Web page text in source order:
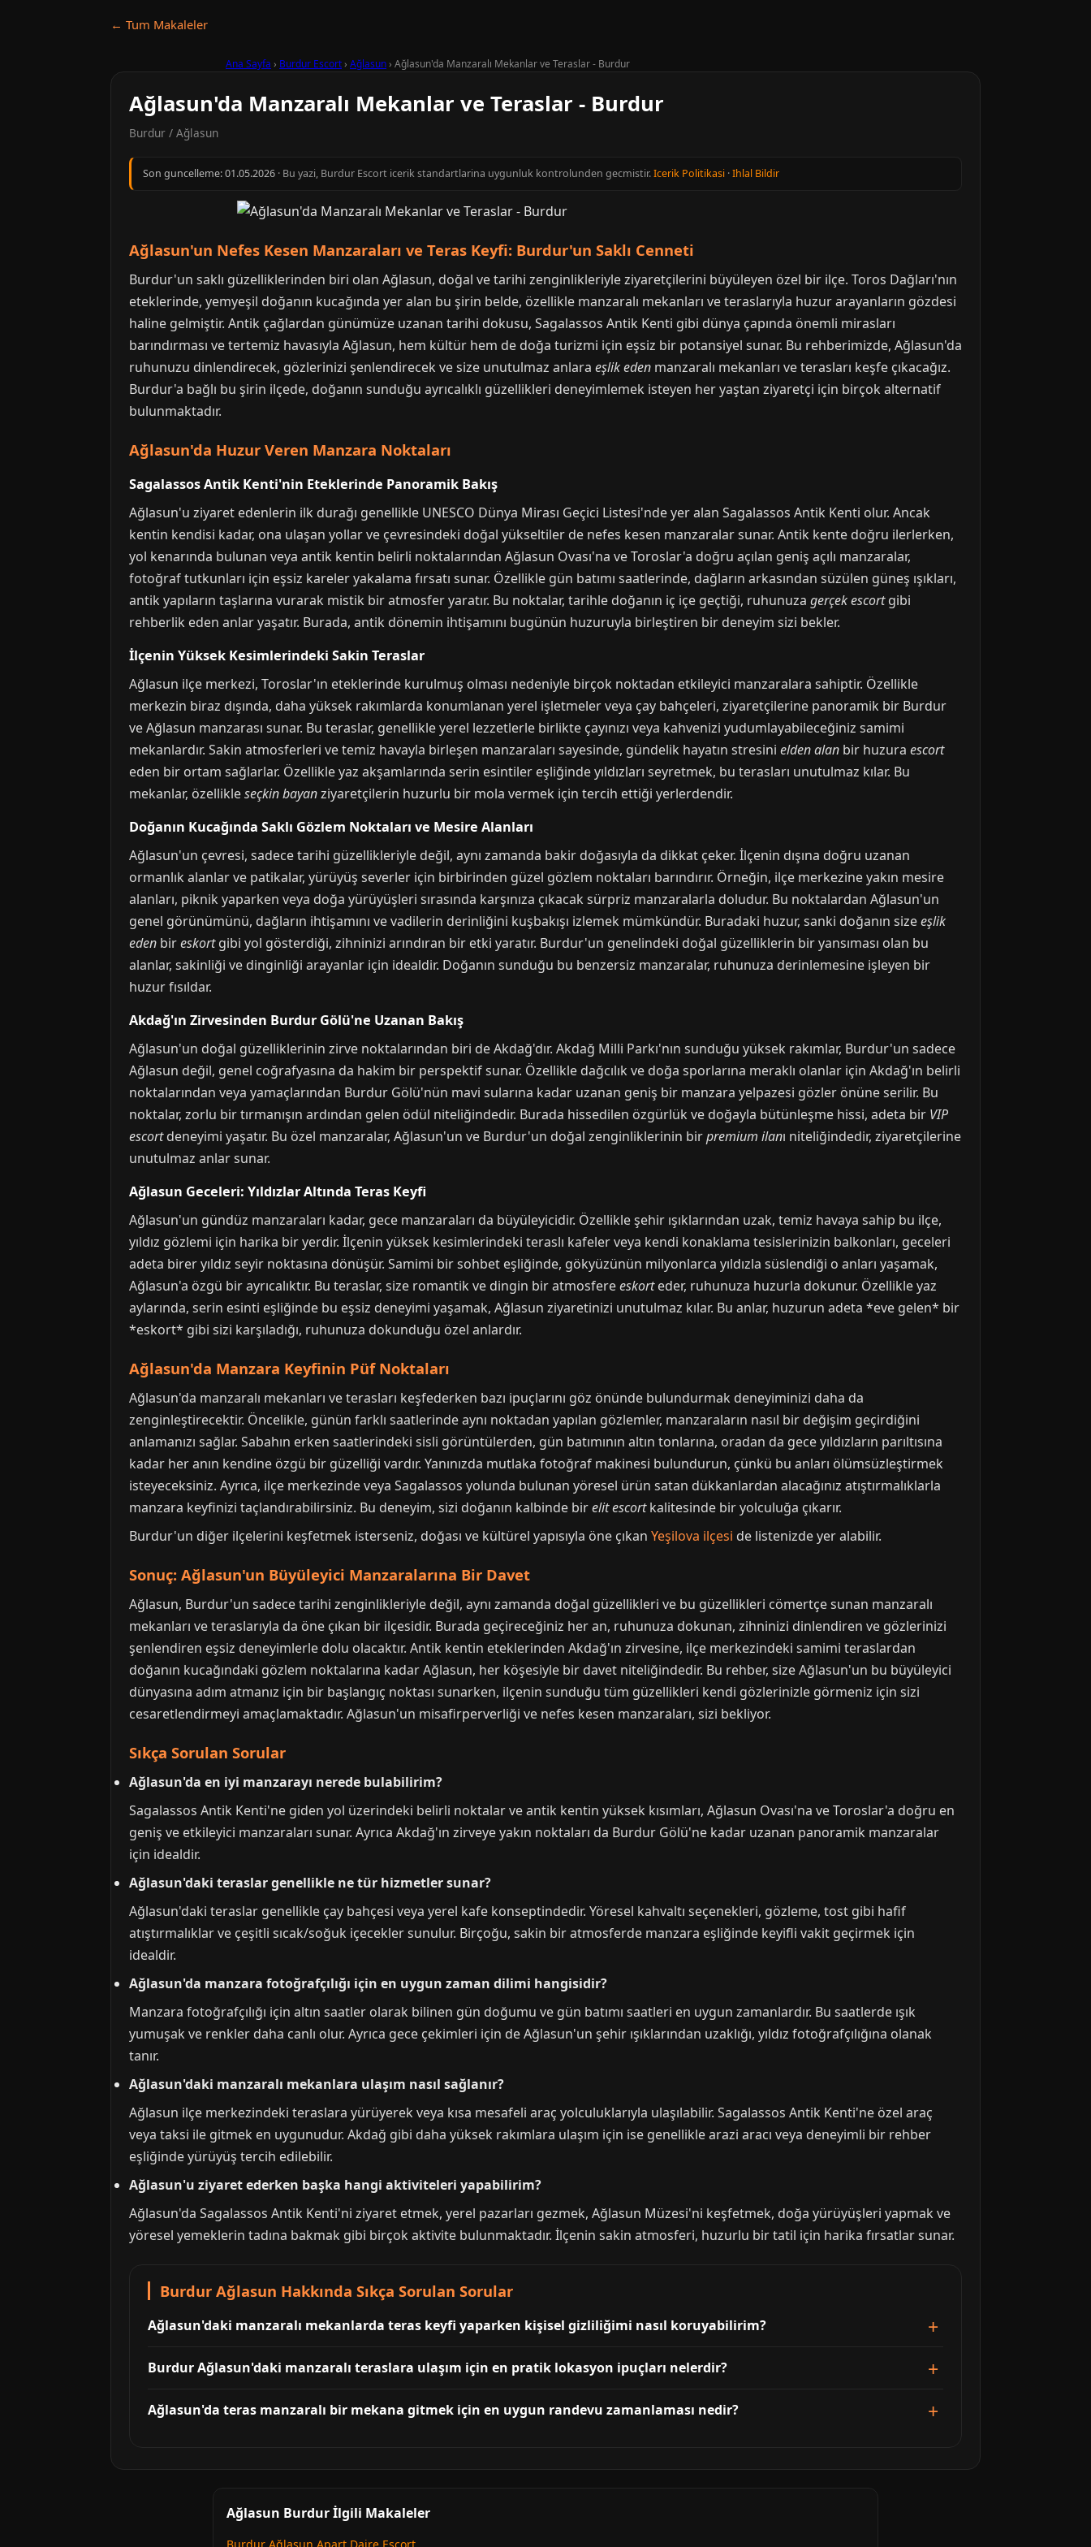
← Tum Makaleler
Ana Sayfa › Burdur Escort› Ağlasun› Ağlasun'da Manzaralı Mekanlar ve Teraslar - Burdur
Ağlasun'da Manzaralı Mekanlar ve Teraslar - Burdur
Burdur / Ağlasun
Son guncelleme:01.05.2026 · Bu yazi, Burdur Escort icerik standartlarina uygunluk kontrolunden gecmistir.Icerik Politikasi ·Ihlal Bildir
Ağlasun'un Nefes Kesen Manzaraları ve Teras Keyfi: Burdur'un Saklı Cenneti
Burdur'un saklı güzelliklerinden biri olan Ağlasun, doğal ve tarihi zenginlikleriyle ziyaretçilerini büyüleyen özel bir ilçe. Toros Dağları'nın
eteklerinde, yemyeşil doğanın kucağında yer alan bu şirin belde, özellikle manzaralı mekanları ve teraslarıyla huzur arayanların gözdesi
haline gelmiştir. Antik çağlardan günümüze uzanan tarihi dokusu, Sagalassos Antik Kenti gibi dünya çapında önemli mirasları
barındırması ve tertemiz havasıyla Ağlasun, hem kültür hem de doğa turizmi için eşsiz bir potansiyel sunar. Bu rehberimizde, Ağlasun'da
ruhunuzu dinlendirecek, gözlerinizi şenlendirecek ve size unutulmaz anlara eşlik eden manzaralı mekanları ve terasları keşfe çıkacağız.
Burdur'a bağlı bu şirin ilçede, doğanın sunduğu ayrıcalıklı güzellikleri deneyimlemek isteyen her yaştan ziyaretçi için birçok alternatif
bulunmaktadır.
Ağlasun'da Huzur Veren Manzara Noktaları
Sagalassos Antik Kenti'nin Eteklerinde Panoramik Bakış
Ağlasun'u ziyaret edenlerin ilk durağı genellikle UNESCO Dünya Mirası Geçici Listesi'nde yer alan Sagalassos Antik Kenti olur. Ancak
kentin kendisi kadar, ona ulaşan yollar ve çevresindeki doğal yükseltiler de nefes kesen manzaralar sunar. Antik kente doğru ilerlerken,
yol kenarında bulunan veya antik kentin belirli noktalarından Ağlasun Ovası'na ve Toroslar'a doğru açılan geniş açılı manzaralar,
fotoğraf tutkunları için eşsiz kareler yakalama fırsatı sunar. Özellikle gün batımı saatlerinde, dağların arkasından süzülen güneş ışıkları,
antik yapıların taşlarına vurarak mistik bir atmosfer yaratır. Bu noktalar, tarihle doğanın iç içe geçtiği, ruhunuza gerçek escortgibi
rehberlik eden anlar yaşatır. Burada, antik dönemin ihtişamını bugünün huzuruyla birleştiren bir deneyim sizi bekler.
İlçenin Yüksek Kesimlerindeki Sakin Teraslar
Ağlasun ilçe merkezi, Toroslar'ın eteklerinde kurulmuş olması nedeniyle birçok noktadan etkileyici manzaralara sahiptir. Özellikle
merkezin biraz dışında, daha yüksek rakımlarda konumlanan yerel işletmeler veya çay bahçeleri, ziyaretçilerine panoramik bir Burdur
ve Ağlasun manzarası sunar. Bu teraslar, genellikle yerel lezzetlerle birlikte çayınızı veya kahvenizi yudumlayabileceğiniz samimi
mekanlardır. Sakin atmosferleri ve temiz havayla birleşen manzaraları sayesinde, gündelik hayatın stresini elden alan bir huzura escort
eden bir ortam sağlarlar. Özellikle yaz akşamlarında serin esintiler eşliğinde yıldızları seyretmek, bu terasları unutulmaz kılar. Bu
mekanlar, özellikleseçkin bayanziyaretçilerin huzurlu bir mola vermek için tercih ettiği yerlerdendir.
Doğanın Kucağında Saklı Gözlem Noktaları ve Mesire Alanları
Ağlasun'un çevresi, sadece tarihi güzellikleriyle değil, aynı zamanda bakir doğasıyla da dikkat çeker. İlçenin dışına doğru uzanan
ormanlık alanlar ve patikalar, yürüyüş severler için birbirinden güzel gözlem noktaları barındırır. Örneğin, ilçe merkezine yakın mesire
alanları, piknik yaparken veya doğa yürüyüşleri sırasında karşınıza çıkacak sürpriz manzaralarla doludur. Bu noktalardan Ağlasun'un
genel görünümünü, dağların ihtişamını ve vadilerin derinliğini kuşbakışı izlemek mümkündür. Buradaki huzur, sanki doğanın sizeeşlik
eden bireskortgibi yol gösterdiği, zihninizi arındıran bir etki yaratır. Burdur'un genelindeki doğal güzelliklerin bir yansıması olan bu
alanlar, sakinliği ve dinginliği arayanlar için idealdir. Doğanın sunduğu bu benzersiz manzaralar, ruhunuza derinlemesine işleyen bir
huzur fısıldar.
Akdağ'ın Zirvesinden Burdur Gölü'ne Uzanan Bakış
Ağlasun'un doğal güzelliklerinin zirve noktalarından biri de Akdağ'dır. Akdağ Milli Parkı'nın sunduğu yüksek rakımlar, Burdur'un sadece
Ağlasun değil, genel coğrafyasına da hakim bir perspektif sunar. Özellikle dağcılık ve doğa sporlarına meraklı olanlar için Akdağ'ın belirli
noktalarından veya yamaçlarından Burdur Gölü'nün mavi sularına kadar uzanan geniş bir manzara yelpazesi gözler önüne serilir. Bu
noktalar, zorlu bir tırmanışın ardından gelen ödül niteliğindedir. Burada hissedilen özgürlük ve doğayla bütünleşme hissi, adeta bir VIP
escortdeneyimi yaşatır. Bu özel manzaralar, Ağlasun'un ve Burdur'un doğal zenginliklerinin birpremium ilanı niteliğindedir, ziyaretçilerine
unutulmaz anlar sunar.
Ağlasun Geceleri: Yıldızlar Altında Teras Keyfi
Ağlasun'un gündüz manzaraları kadar, gece manzaraları da büyüleyicidir. Özellikle şehir ışıklarından uzak, temiz havaya sahip bu ilçe,
yıldız gözlemi için harika bir yerdir. İlçenin yüksek kesimlerindeki teraslı kafeler veya kendi konaklama tesislerinizin balkonları, geceleri
adeta birer yıldız seyir noktasına dönüşür. Samimi bir sohbet eşliğinde, gökyüzünün milyonlarca yıldızla süslendiği o anları yaşamak,
Ağlasun'a özgü bir ayrıcalıktır. Bu teraslar, size romantik ve dingin bir atmosfereeskorteder, ruhunuza huzurla dokunur. Özellikle yaz
aylarında, serin esinti eşliğinde bu eşsiz deneyimi yaşamak, Ağlasun ziyaretinizi unutulmaz kılar. Bu anlar, huzurun adeta *eve gelen* bir
*eskort* gibi sizi karşıladığı, ruhunuza dokunduğu özel anlardır.
Ağlasun'da Manzara Keyfinin Püf Noktaları
Ağlasun'da manzaralı mekanları ve terasları keşfederken bazı ipuçlarını göz önünde bulundurmak deneyiminizi daha da
zenginleştirecektir. Öncelikle, günün farklı saatlerinde aynı noktadan yapılan gözlemler, manzaraların nasıl bir değişim geçirdiğini
anlamanızı sağlar. Sabahın erken saatlerindeki sisli görüntülerden, gün batımının altın tonlarına, oradan da gece yıldızların parıltısına
kadar her anın kendine özgü bir güzelliği vardır. Yanınızda mutlaka fotoğraf makinesi bulundurun, çünkü bu anları ölümsüzleştirmek
isteyeceksiniz. Ayrıca, ilçe merkezinde veya Sagalassos yolunda bulunan yöresel ürün satan dükkanlardan alacağınız atıştırmalıklarla
manzara keyfinizi taçlandırabilirsiniz. Bu deneyim, sizi doğanın kalbinde birelit escortkalitesinde bir yolculuğa çıkarır.
Burdur'un diğer ilçelerini keşfetmek isterseniz, doğası ve kültürel yapısıyla öne çıkan Yeşilova ilçesi de listenizde yer alabilir.
Sonuç: Ağlasun'un Büyüleyici Manzaralarına Bir Davet
Ağlasun, Burdur'un sadece tarihi zenginlikleriyle değil, aynı zamanda doğal güzellikleri ve bu güzellikleri cömertçe sunan manzaralı
mekanları ve teraslarıyla da öne çıkan bir ilçesidir. Burada geçireceğiniz her an, ruhunuza dokunan, zihninizi dinlendiren ve gözlerinizi
şenlendiren eşsiz deneyimlerle dolu olacaktır. Antik kentin eteklerinden Akdağ'ın zirvesine, ilçe merkezindeki samimi teraslardan
doğanın kucağındaki gözlem noktalarına kadar Ağlasun, her köşesiyle bir davet niteliğindedir. Bu rehber, size Ağlasun'un bu büyüleyici
dünyasına adım atmanız için bir başlangıç noktası sunarken, ilçenin sunduğu tüm güzellikleri kendi gözlerinizle görmeniz için sizi
cesaretlendirmeyi amaçlamaktadır. Ağlasun'un misafirperverliği ve nefes kesen manzaraları, sizi bekliyor.
Sıkça Sorulan Sorular
Ağlasun'da en iyi manzarayı nerede bulabilirim?
Sagalassos Antik Kenti'ne giden yol üzerindeki belirli noktalar ve antik kentin yüksek kısımları, Ağlasun Ovası'na ve Toroslar'a doğru en
geniş ve etkileyici manzaraları sunar. Ayrıca Akdağ'ın zirveye yakın noktaları da Burdur Gölü'ne kadar uzanan panoramik manzaralar
için idealdir.
Ağlasun'daki teraslar genellikle ne tür hizmetler sunar?
Ağlasun'daki teraslar genellikle çay bahçesi veya yerel kafe konseptindedir. Yöresel kahvaltı seçenekleri, gözleme, tost gibi hafif
atıştırmalıklar ve çeşitli sıcak/soğuk içecekler sunulur. Birçoğu, sakin bir atmosferde manzara eşliğinde keyifli vakit geçirmek için
idealdir.
Ağlasun'da manzara fotoğrafçılığı için en uygun zaman dilimi hangisidir?
Manzara fotoğrafçılığı için altın saatler olarak bilinen gün doğumu ve gün batımı saatleri en uygun zamanlardır. Bu saatlerde ışık
yumuşak ve renkler daha canlı olur. Ayrıca gece çekimleri için de Ağlasun'un şehir ışıklarından uzaklığı, yıldız fotoğrafçılığına olanak
tanır.
Ağlasun'daki manzaralı mekanlara ulaşım nasıl sağlanır?
Ağlasun ilçe merkezindeki teraslara yürüyerek veya kısa mesafeli araç yolculuklarıyla ulaşılabilir. Sagalassos Antik Kenti'ne özel araç
veya taksi ile gitmek en uygunudur. Akdağ gibi daha yüksek rakımlara ulaşım için ise genellikle arazi aracı veya deneyimli bir rehber
eşliğinde yürüyüş tercih edilebilir.
Ağlasun'u ziyaret ederken başka hangi aktiviteleri yapabilirim?
Ağlasun'da Sagalassos Antik Kenti'ni ziyaret etmek, yerel pazarları gezmek, Ağlasun Müzesi'ni keşfetmek, doğa yürüyüşleri yapmak ve
yöresel yemeklerin tadına bakmak gibi birçok aktivite bulunmaktadır. İlçenin sakin atmosferi, huzurlu bir tatil için harika fırsatlar sunar.
Burdur Ağlasun Hakkında Sıkça Sorulan Sorular
Ağlasun'daki manzaralı mekanlarda teras keyfi yaparken kişisel gizliliğimi nasıl koruyabilirim?
Burdur Ağlasun'daki manzaralı teraslara ulaşım için en pratik lokasyon ipuçları nelerdir?
Ağlasun'da teras manzaralı bir mekana gitmek için en uygun randevu zamanlaması nedir?
Ağlasun Burdur İlgili Makaleler